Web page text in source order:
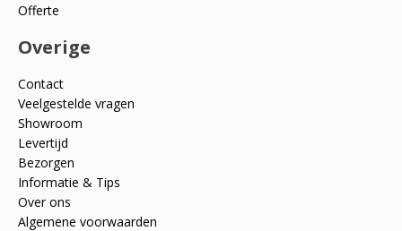
Offerte
Overige
Contact
Veelgestelde vragen
Showroom
Levertijd
Bezorgen
Informatie & Tips
Over ons
Algemene voorwaarden